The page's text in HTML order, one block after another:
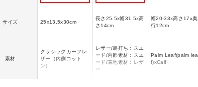
サイズ 25x13.5x30cm
長さ25.5x幅31.5x高
さ14cm
幅20-33x高さ17x奥
行12cm
素材
クラシックカーフレ
ザー（内側コット
ン）
レザー/裏打ち：スエ
ード/内部素材：スエ
ード/表地素材：レザ
ー
Palm Leaf(palm lea
f)xCalf